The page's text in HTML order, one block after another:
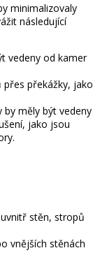
minimalizovaly
následující
vedeny od kamer
přes překážky, jako
by měly být vedeny
jako jsou
stěn, stropů
vnějších stěnách